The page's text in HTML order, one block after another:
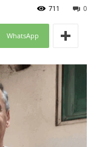
0
711
WhatsApp